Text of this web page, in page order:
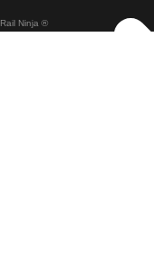
マドリ
Rail Ninja ®